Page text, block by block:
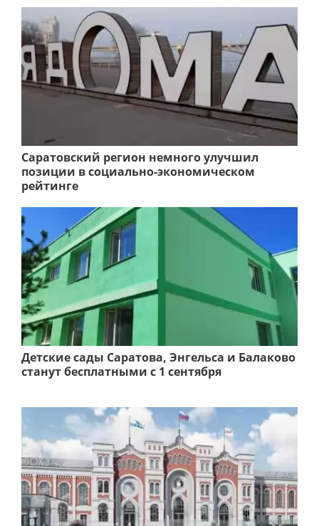
Саратовский регион немного улучшил
позиции в социально-экономическом
рейтинге
Детские сады Саратова, Энгельса и Балаково
станут бесплатными с 1 сентября